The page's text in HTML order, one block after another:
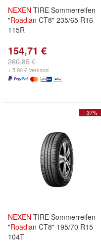
NEXEN TIRE Sommerreifen
"Roadian CT8" 235/65 R16
115R
154,71 €
260,85 €
+ 5,90 € Versand
- 37%
NEXEN TIRE Sommerreifen
"Roadian CT8" 195/70 R15
104T